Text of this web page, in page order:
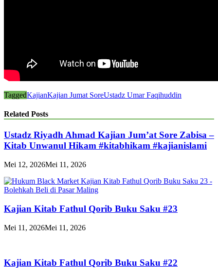
TaggedKajianKajian Jumat SoreUstadz Umar Faqihuddin
Related Posts
Ustadz Riyadh Ahmad Kajian Jum’at Sore Zabisa –
Kitab Unwanul Hikam #kitabhikam #kajianislami
Mei 12, 2026Mei 11, 2026
Kajian Kitab Fathul Qorib Buku Saku #23
Mei 11, 2026Mei 11, 2026
Kajian Kitab Fathul Qorib Buku Saku #22